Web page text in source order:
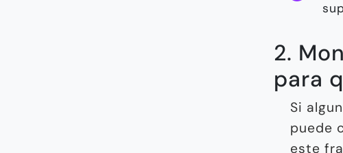
2.
para
Si
puede
este